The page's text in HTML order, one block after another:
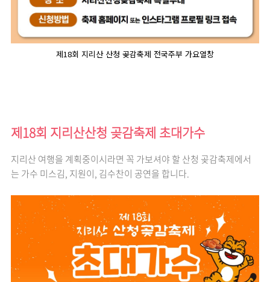
제18회 지리산 산청 곶감축제 전국주부 가요열창
제18회 지리산산청 곶감축제 초대가수
지리산 여행을 계획중이시라면 꼭 가보셔야 할 산청 곶감축제에서
는 가수 미스김, 지원이, 김수찬이 공연을 합니다.